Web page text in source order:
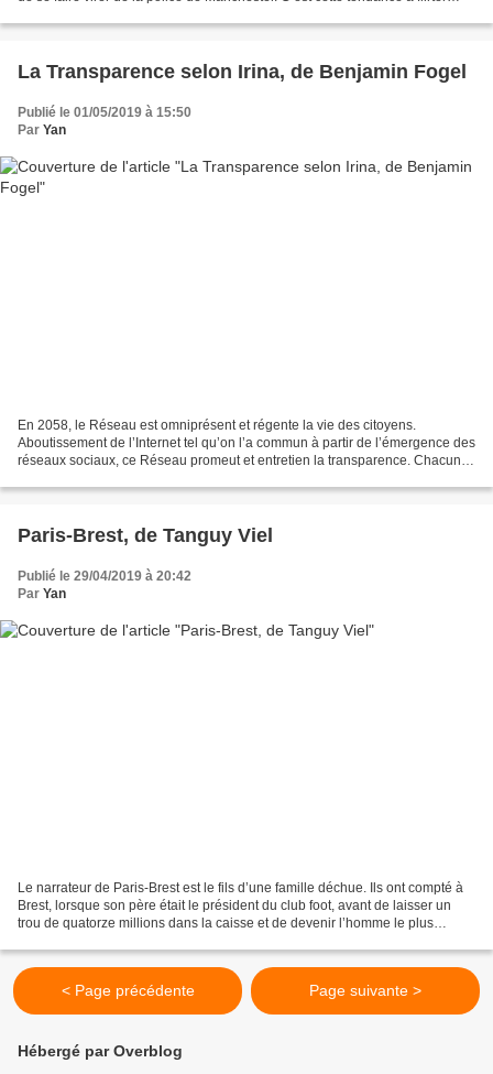
La Transparence selon Irina, de Benjamin Fogel
Publié le 01/05/2019 à 15:50
Par Yan
En 2058, le Réseau est omniprésent et régente la vie des citoyens.
Aboutissement de l’Internet tel qu’on l’a commun à partir de l’émergence des
réseaux sociaux, ce Réseau promeut et entretien la transparence. Chacun
Paris-Brest, de Tanguy Viel
Publié le 29/04/2019 à 20:42
Par Yan
Le narrateur de Paris-Brest est le fils d’une famille déchue. Ils ont compté à
Brest, lorsque son père était le président du club foot, avant de laisser un
trou de quatorze millions dans la caisse et de devenir l’homme le plus
< Page précédente Page suivante >
Hébergé par Overblog